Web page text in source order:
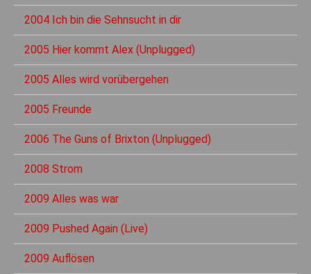
2004 Ich bin die Sehnsucht in dir
2005 Hier kommt Alex (Unplugged)
2005 Alles wird vorübergehen
2005 Freunde
2006 The Guns of Brixton (Unplugged)
2008 Strom
2009 Alles was war
2009 Pushed Again (Live)
2009 Auflösen